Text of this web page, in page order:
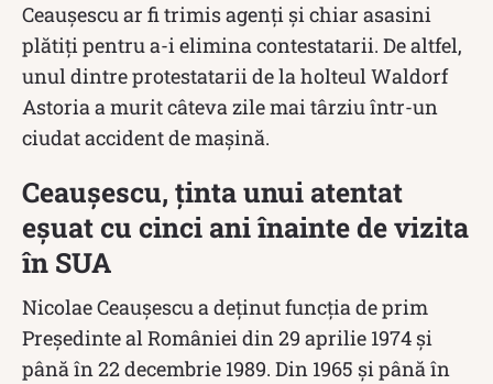
Ceaușescu ar fi trimis agenţi şi chiar asasini
plătiţi pentru a-i elimina contestatarii. De altfel,
unul dintre protestatarii de la holteul Waldorf
Astoria a murit câteva zile mai târziu într-un
ciudat accident de mașină.
Ceaușescu, ținta unui atentat
eșuat cu cinci ani înainte de vizita
în SUA
Nicolae Ceaușescu a deținut funcția de prim
Președinte al României din 29 aprilie 1974 și
până în 22 decembrie 1989. Din 1965 și până în